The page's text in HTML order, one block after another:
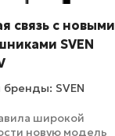
связь с новыми
SVEN
SVEN
широкой
новую модель